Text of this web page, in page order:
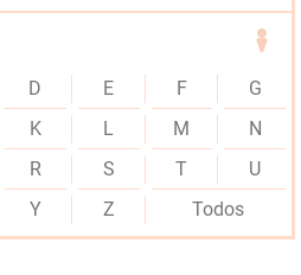
D E F
G
K L M
N
R S T
U
Y Z Todos